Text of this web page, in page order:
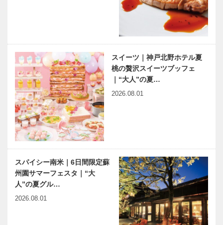
スイーツ｜神戸北野ホテル夏
桃の贅沢スイーツブッフェ
｜“大人”の夏…
2026.08.01
スパイシー南米｜6日間限定蘇
州園サマーフェスタ｜“大
人”の夏グル…
2026.08.01